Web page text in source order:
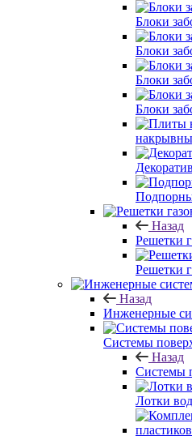
Блоки
Блоки
Блоки
Блоки
Назад
Решетки
Решетки
Назад
Инженерные
Системы
Назад
Системы
Лотки